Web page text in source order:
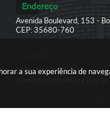
a sua experiência de
Endereço
Avenida Boulevard, 153 -
CEP: 35680-760
(37) 3249-9500